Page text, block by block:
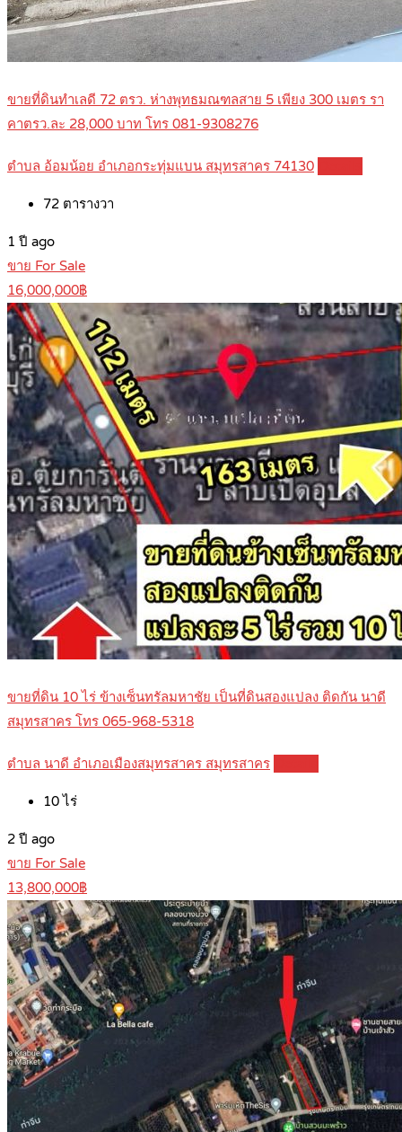
ขายที่ดินทำเลดี 72 ตรว. ห่างพุทธมณฑลสาย 5 เพียง 300 เมตร รา
คาตรว.ละ 28,000 บาท โทร 081-9308276
ตำบล อ้อมน้อย อำเภอกระทุ่มแบน สมุทรสาคร 74130
72 ตารางวา
1 ปี ago
ขาย For Sale
16,000,000฿
ขายที่ดิน 10 ไร่ ข้างเซ็นทรัลมหาชัย เป็นที่ดินสองแปลง ติดกัน นาดี
สมุทรสาคร โทร 065-968-5318
ตำบล นาดี อำเภอเมืองสมุทรสาคร สมุทรสาคร
10ไร่
2 ปี ago
ขาย For Sale
13,800,000฿